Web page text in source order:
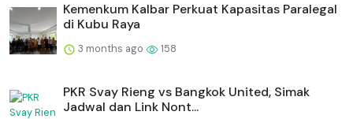
Kemenkum Kalbar Perkuat Kapasitas Paralegal
di Kubu Raya
3 months ago 158
PKR Svay Rieng vs Bangkok United, Simak
Jadwal dan Link Nont...